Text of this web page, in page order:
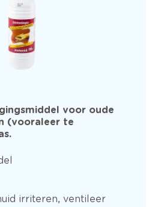
voor oude
(vooraleer te
irriteren, ventileer